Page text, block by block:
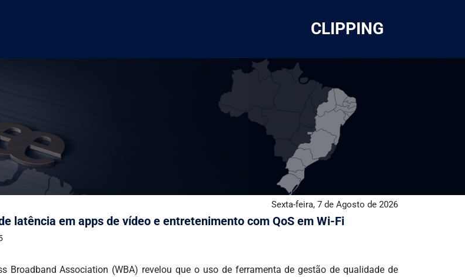
CLIPPING
Sexta-feira, 7 de Agosto de 2026
latência em apps de vídeo e entretenimento com QoS em Wi-Fi
Broadband Association (WBA) revelou que o uso de ferramenta de gestão de qualidade de